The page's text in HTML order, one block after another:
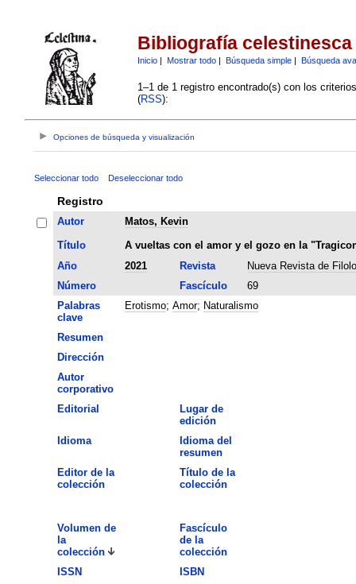
Bibliografía celestinesca
Inicio| Mostrar todo| Búsqueda simple| Búsqueda
1–1 de 1 registro encontrado(s) con los
(RSS):
Opciones de búsqueda y visualización
Seleccionar todo Deseleccionar todo
Registro
Autor
Matos, Kevin
Título
A vueltas con el amor y el gozo en la
Año
2021 Revista
Nueva Revista de
Número
Fascículo
69
Palabras
clave
Erotismo; Amor; Naturalismo
Resumen
Dirección
Autor
corporativo
Editorial
Lugar de
edición
Idioma
Idioma del
resumen
Editor de la
colección
Título de la
colección
Volumen de
la
colección
Fascículo
de la
colección
ISSN
ISBN